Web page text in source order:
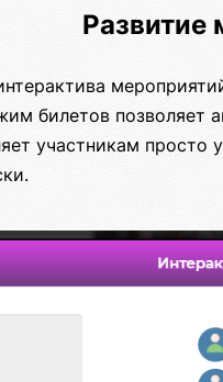
Развитие
билетов позволяет
участникам просто